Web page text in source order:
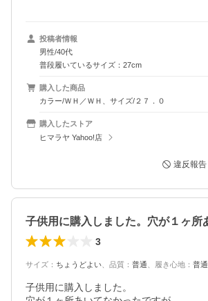
投稿者情報
男性/40代
普段履いているサイズ：27cm
購入した商品
カラー/ＷＨ／ＷＨ、サイズ/２７．０
購入したストア
ヒマラヤ Yahoo!店
違反報告
3
サイズ ： ちょうどよい 品質 ： 普通 履き心地 ： 普通
子供用に購入しました。